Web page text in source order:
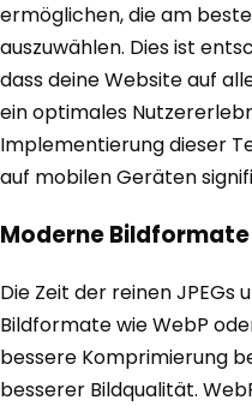
ermöglichen, die am
auszuwählen. Dies ist
dass deine Website auf
ein optimales
Implementierung dieser
auf mobilen Geräten
Moderne
Die Zeit der reinen JPEGs
Bildformate wie WebP
bessere Komprimierung
besserer Bildqualität.